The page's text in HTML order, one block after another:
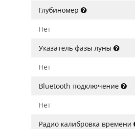
Глубиномер
Нет
Указатель фазы луны
Нет
Bluetooth подключение
Нет
Радио калибровка времени